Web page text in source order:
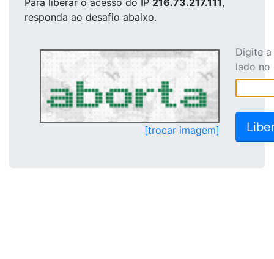
Para liberar o acesso do IP 216.73.217.111,
responda ao desafio abaixo.
[trocar imagem]
Digite
lado no